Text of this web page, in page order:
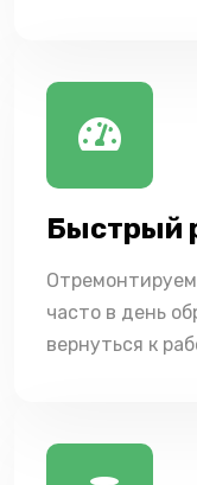
Быстрый
часто в день
вернуться к